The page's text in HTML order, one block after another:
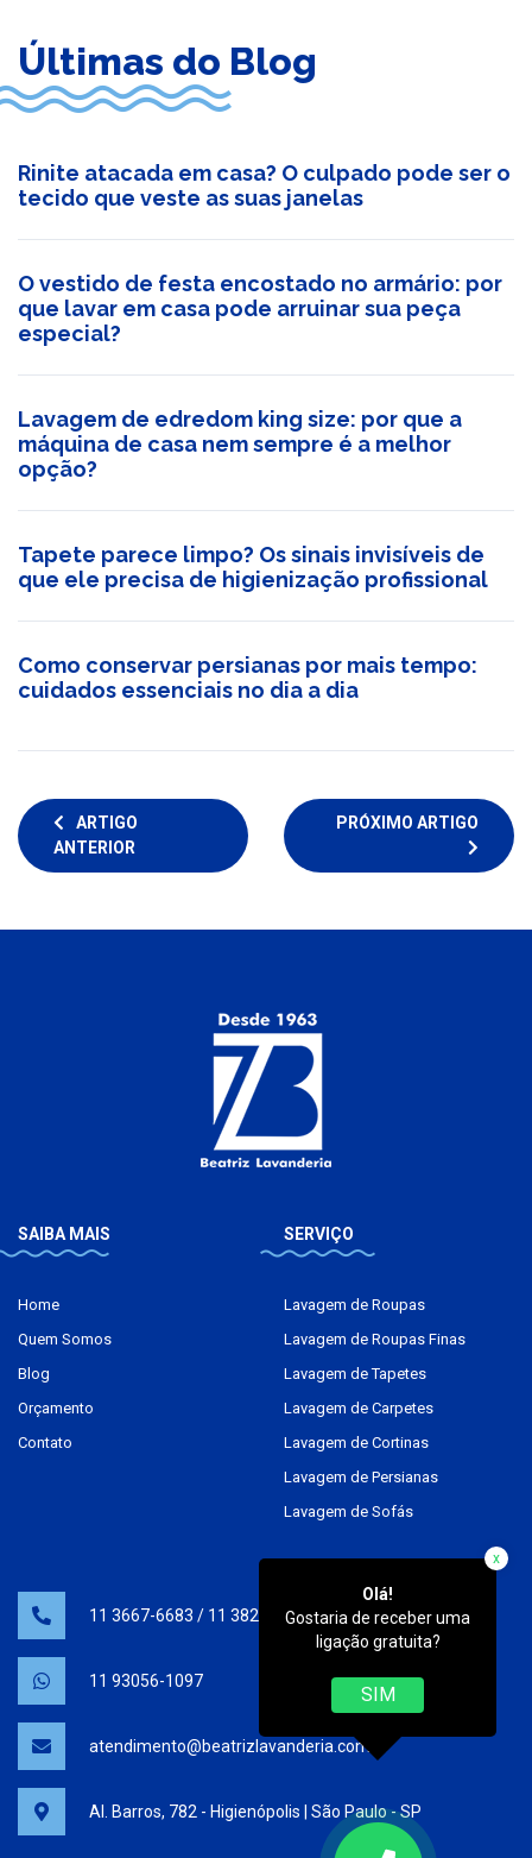
Últimas do Blog
Rinite atacada em casa? O culpado pode ser o
tecido que veste as suas janelas
O vestido de festa encostado no armário: por
que lavar em casa pode arruinar sua peça
especial?
Lavagem de edredom king size: por que a
máquina de casa nem sempre é a melhor
opção?
Tapete parece limpo? Os sinais invisíveis de
que ele precisa de higienização profissional
Como conservar persianas por mais tempo:
cuidados essenciais no dia a dia
ARTIGO
ANTERIOR
PRÓXIMO ARTIGO
SAIBA MAIS
Home
Quem Somos
Blog
Orçamento
Contato
SERVIÇO
Lavagem de Roupas
Lavagem de Roupas Finas
Lavagem de Tapetes
Lavagem de Carpetes
Lavagem de Cortinas
Lavagem de Persianas
Lavagem de Sofás
11 3667-6683 / 11 3825-0538
11 93056-1097
atendimento@beatrizlavanderia.com.br
Al. Barros, 782 - Higienópolis | São Paulo - SP
Olá!
Gostaria de receber uma
ligação gratuita?
SIM
x